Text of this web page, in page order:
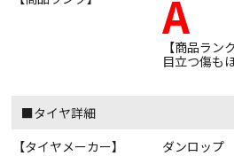
A
【商品ラン
目立つ傷も
■タイヤ詳細
【タイヤメーカー】
ダンロップ